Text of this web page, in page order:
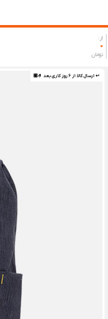
از:
0
تومان
↩ ارسال کالا از 6 روز کاری بعد 🤌🏼